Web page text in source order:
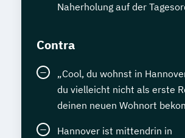
Naherholung auf der
Contra
„Cool, du wohnst in
du vielleicht nicht als erste
deinen neuen Wohnort
Hannover ist mittendrin in